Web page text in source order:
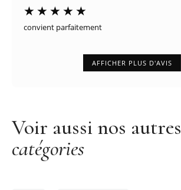
convient parfaitement
AFFICHER PLUS D'AVIS
Voir aussi nos autres
catégories